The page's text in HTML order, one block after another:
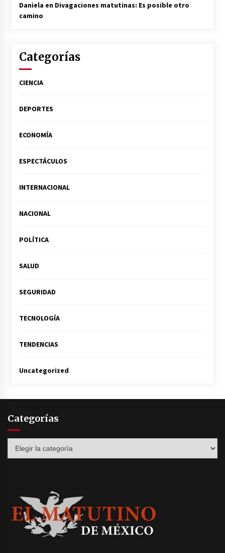
Daniela en Divagaciones matutinas: Es posible otro
camino
Categorías
CIENCIA
DEPORTES
ECONOMÍA
ESPECTÁCULOS
INTERNACIONAL
NACIONAL
POLÍTICA
SALUD
SEGURIDAD
TECNOLOGÍA
TENDENCIAS
Uncategorized
Categorías